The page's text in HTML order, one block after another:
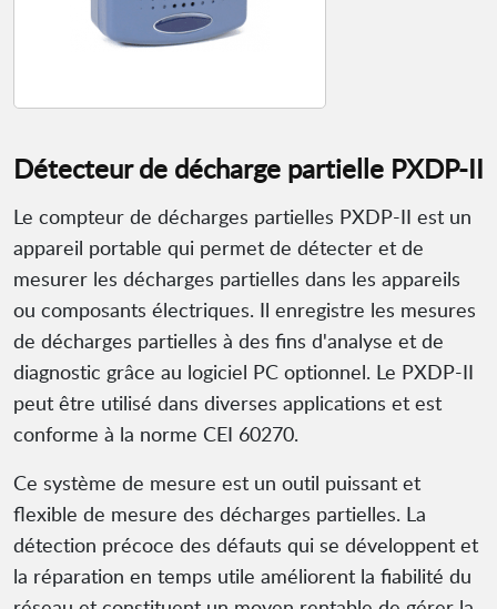
Détecteur de décharge partielle PXDP-II
Le compteur de décharges partielles PXDP-II est un
appareil portable qui permet de détecter et de
mesurer les décharges partielles dans les appareils
ou composants électriques. Il enregistre les mesures
de décharges partielles à des fins d'analyse et de
diagnostic grâce au logiciel PC optionnel. Le PXDP-II
peut être utilisé dans diverses applications et est
conforme à la norme CEI 60270.
Ce système de mesure est un outil puissant et
flexible de mesure des décharges partielles. La
détection précoce des défauts qui se développent et
la réparation en temps utile améliorent la fiabilité du